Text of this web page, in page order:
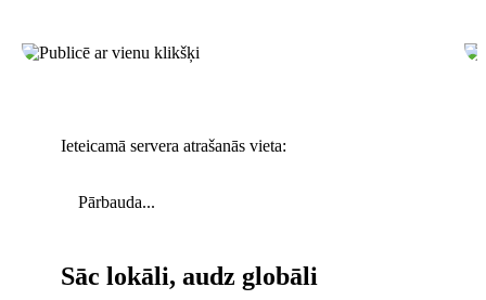
Ieteicamā servera atrašanās vieta:
Pārbauda...
Sāc lokāli, audz globāli